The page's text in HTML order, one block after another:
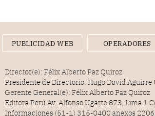
PUBLICIDAD WEB OPERADORES
Director(e): Félix Alberto Paz Quiroz
Presidente de Directorio: Hugo David Aguirre
Gerente General(e): Félix Alberto Paz Quiroz
Editora Perú Av. Alfonso Ugarte 873, Lima 1
Informaciones (51-1) 315-0400 anexos